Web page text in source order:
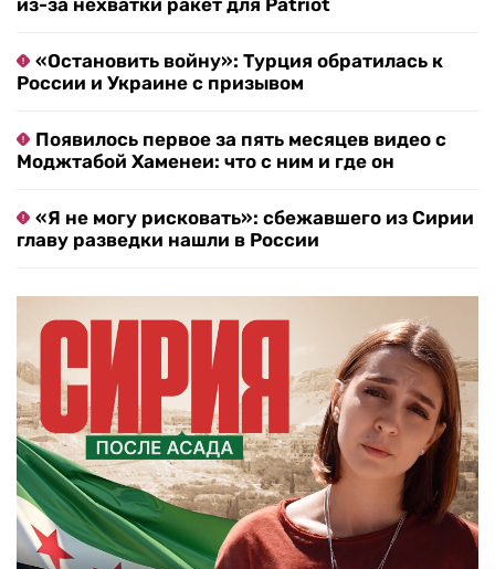
из-за нехватки ракет для Patriot
«Остановить войну»: Турция обратилась к
России и Украине с призывом
Появилось первое за пять месяцев видео с
Моджтабой Хаменеи: что с ним и где он
«Я не могу рисковать»: сбежавшего из Сирии
главу разведки нашли в России